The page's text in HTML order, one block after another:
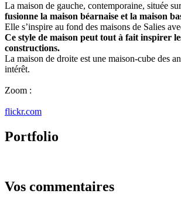
La maison de gauche, contemporaine, située
fusionne la maison béarnaise et la maison
Elle s’inspire au fond des maisons de Salies
Ce style de maison peut tout à fait inspirer
constructions.
La maison de droite est une maison-cube des
intérêt.
Zoom :
flickr.com
Portfolio
Vos commentaires